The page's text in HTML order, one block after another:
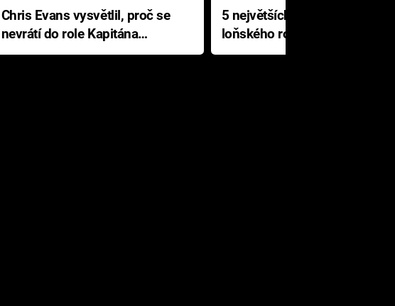
Chris Evans vysvětlil, proč se
nevrátí do role Kapitána
Ameriky
5 největších propadáků
loňského roku: Disney na
jediné katastrofě prodělal 200